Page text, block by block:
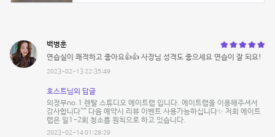
백병훈
연습실이 쾌적하고 좋아요👍👍 사장님 성격도 좋으세요 연습이 잘 되요!
2023-02-13 22:35:49
호스트님의 답글
의정부no.1 렌탈 스튜디오 에이트랩 입니다. 에이트랩을 이용해주셔서
감사합니다^^ 다음 예약시 리뷰 이벤트 사용가능하십니다✨ 저희 에이트
랩은 일1-2회 청소를 원칙으로 하고 있습니다.
2023-02-14 01:28:29